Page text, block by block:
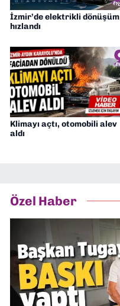
İzmir’de elektrikli dönüşüm
hızlandı
Klimayı açtı, otomobili alev
aldı
Özel Haber